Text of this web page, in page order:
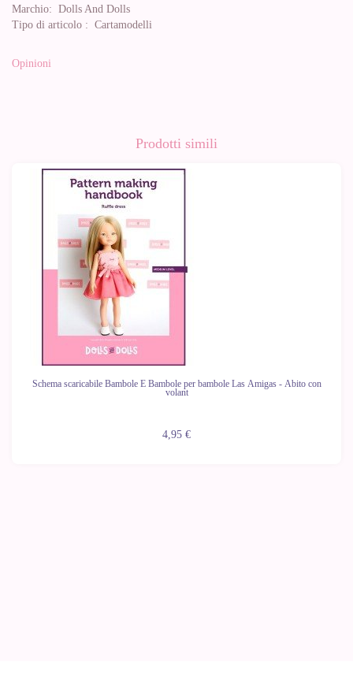
Marchio: Dolls And Dolls
Tipo di articolo : Cartamodelli
Opinioni
Prodotti simili
Schema scaricabile Bambole E Bambole per bambole Las Amigas - Abito con
volant
4,95 €